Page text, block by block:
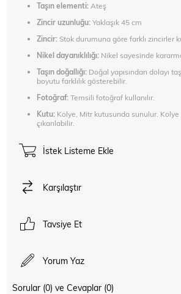
Taşın elementi: Ateş
Zincir uzunluğu:Yaklaşık 45 cm
Zincir: Stok durumuna göre farklı zincirler
Nikel dayanıklılığı: Nikel sayesinde
Taşın doğallığı: Doğal yapısından dolayı
boyutu farklılık gösterebilir.
Fotoğraf:Temsili fotoğraf kullanılır.
Kutu: Kolye, Mitr kutusunda sunulur. Kolye
çıkarılabilir.
İstek Listeme Ekle
Karşılaştır
Tavsiye Et
Yorum Yaz
Sorular (0) ve Cevaplar (0)